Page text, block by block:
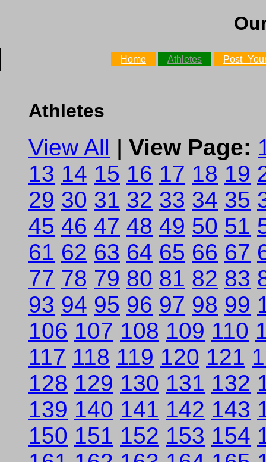
Home Athletes
Athletes
View All | View Page:
13 14 15 16 17 18 19
29 30 31 32 33 34 35
45 46 47 48 49 50 51
61 62 63 64 65 66 67
77 78 79 80 81 82 83
93 94 95 96 97 98 99
106 107 108 109 110
117 118 119 120 121
128 129 130 131 132
139 140 141 142 143
150 151 152 153 154